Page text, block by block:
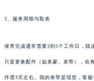
3、服务周期与取表
保养完成通常需要3到5个工作日，我
只是更换配件（如表蒙、表带），在
件需3天左右。我的表带是现货，客